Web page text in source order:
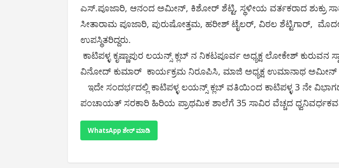
ಎಸ್.ಪೂಜಾರಿ, ಆನಂದ ಅಮೀನ್, ಕಿಶೋರ್ ಶೆಟ್ಟಿ, ಸ್ಥಳೀಯ ವರ್ತಕರಾದ ಶುಕ್ರು
ಸೀತಾರಾಮ ಪೂಜಾರಿ, ಪುರುಷೋತ್ತಮ, ಹರೀಶ್ ಟೈಲರ್, ವಿಠಲ ಶೆಟ್ಟಿಗಾರ್,
ಉಪಸ್ಥಿತರಿದ್ದರು.
ಕಾಟಿಪಳ್ಳ ಕೃಷ್ಣಾಪುರ ಲಯನ್ಸ್ ಕ್ಲಬ್ ನ ನಿಕಟಪೂರ್ವ ಅಧ್ಯಕ್ಷ ಲೋಕೇಶ್ ಕುರುವನ
ವಿನೋದ್ ಕುಮಾರ್ ಕಾರ್ಯಕ್ರಮ ನಿರೂಪಿಸಿ, ಮಾಜಿ ಅಧ್ಯಕ್ಷ ಉಮಾನಾಥ ಅಮೀನ್
ಇದೇ ಸಂದರ್ಭದಲ್ಲಿ ಕಾಟಿಪಳ್ಳ ಲಯನ್ಸ್ ಕ್ಲಬ್ ವತಿಯಿಂದ ಕಾಟಿಪಳ್ಳ 3 ನೇ
ಪಂಚಾಯತ್ ಸರಕಾರಿ ಹಿರಿಯ ಪ್ರಾಥಮಿಕ ಶಾಲೆಗೆ 35 ಸಾವಿರ ವೆಚ್ಚದ
WhatsApp ಶೇರ್ ಮಾಡಿ